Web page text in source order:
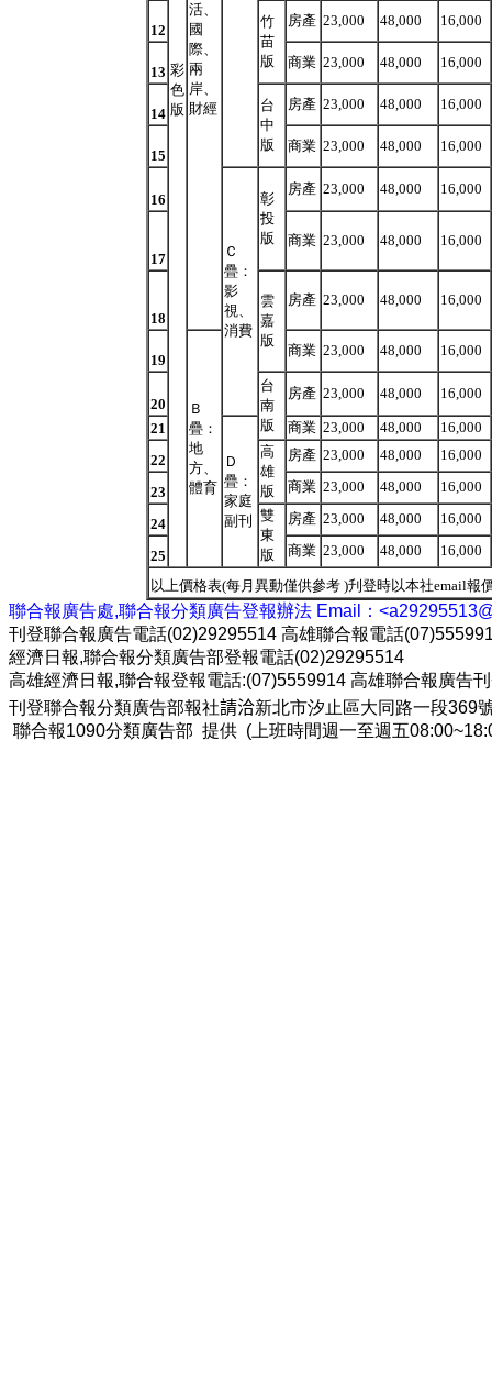
彩
色
版
活、
國
際、
兩
岸、
財經
12
竹
苗
版
房產 23,000 48,000 16,000
13
商業 23,000 48,000 16,000
14
台
中
版
房產 23,000 48,000 16,000
15
商業 23,000 48,000 16,000
16
Ｃ
疊：
影
視、
消費
彰
投
版
房產 23,000 48,000 16,000
17
商業 23,000 48,000 16,000
18
雲
嘉
版
房產 23,000 48,000 16,000
19
Ｂ
疊：
地
方、
體育
商業 23,000 48,000 16,000
20
台
南
版
房產 23,000 48,000 16,000
21
Ｄ
疊：
家庭
副刊
商業 23,000 48,000
16,000
22
高
雄
版
房產 23,000 48,000 16,000
23 商業 23,000 48,000 16,000
24
雙
東
版
房產 23,000 48,000 16,000
25 商業 23,000 48,000 16,000
以上價格表(每月異動僅供參考 )刋登時以本社email報
聯合報廣告處,聯合報分類廣告登報辦法 Email：
刊登聯合報廣告電話(02)29295514 高雄聯合報電話
經濟日報,聯合報分類廣告部登報電話(02)29295514
高雄經濟日報,聯合報登報電話:(07)5559914 高雄聯合報廣告
刊登聯合報分類廣告部報社請洽新北市汐止區大同路一段369
聯合報1090分類廣告部 提供 (上班時間週一至週五